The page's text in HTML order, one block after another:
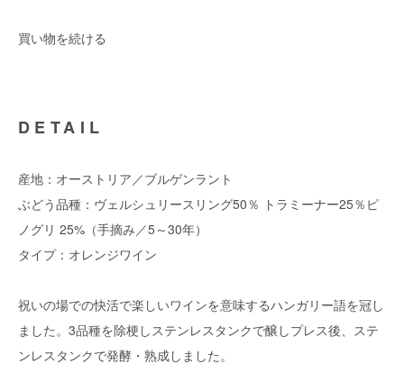
買い物を続ける
DETAIL
産地：オーストリア／ブルゲンラント
ぶどう品種：ヴェルシュリースリング50％ トラミーナー25％ピ
ノグリ 25%（手摘み／5～30年）
タイプ：オレンジワイン
祝いの場での快活で楽しいワインを意味するハンガリー語を冠し
ました。3品種を除梗しステンレスタンクで醸しプレス後、ステ
ンレスタンクで発酵・熟成しました。